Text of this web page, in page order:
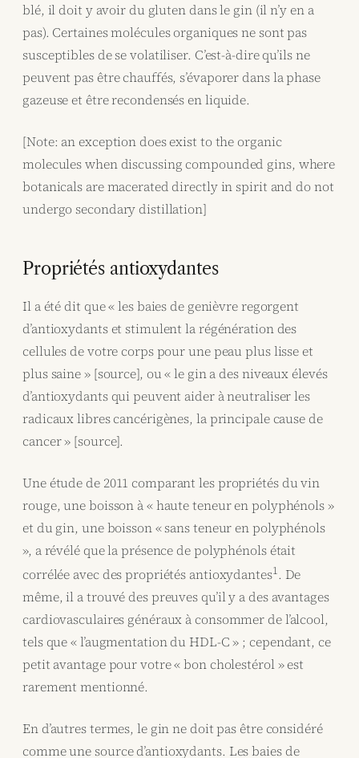
blé, il doit y avoir du gluten dans le gin (il n’y en a
pas). Certaines molécules organiques ne sont pas
susceptibles de se volatiliser. C’est-à-dire qu’ils ne
peuvent pas être chauffés, s’évaporer dans la phase
gazeuse et être recondensés en liquide.
[Note: an exception does exist to the organic
molecules when discussing compounded gins, where
botanicals are macerated directly in spirit and do not
undergo secondary distillation]
Propriétés antioxydantes
Il a été dit que « les baies de genièvre regorgent
d’antioxydants et stimulent la régénération des
cellules de votre corps pour une peau plus lisse et
plus saine » [source], ou « le gin a des niveaux élevés
d’antioxydants qui peuvent aider à neutraliser les
radicaux libres cancérigènes, la principale cause de
cancer » [source].
Une étude de 2011 comparant les propriétés du vin
rouge, une boisson à « haute teneur en polyphénols »
et du gin, une boisson « sans teneur en polyphénols
», a révélé que la présence de polyphénols était
corrélée avec des propriétés antioxydantes1. De
même, il a trouvé des preuves qu’il y a des avantages
cardiovasculaires généraux à consommer de l’alcool,
tels que « l’augmentation du HDL-C » ; cependant, ce
petit avantage pour votre « bon cholestérol » est
rarement mentionné.
En d’autres termes, le gin ne doit pas être considéré
comme une source d’antioxydants. Les baies de